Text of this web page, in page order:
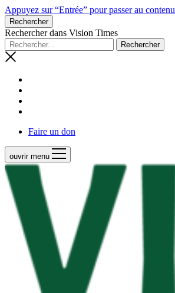
Appuyez sur “Entrée” pour passer au contenu
Rechercher
Rechercher dans Vision Times
Faire un don
ouvrir menu